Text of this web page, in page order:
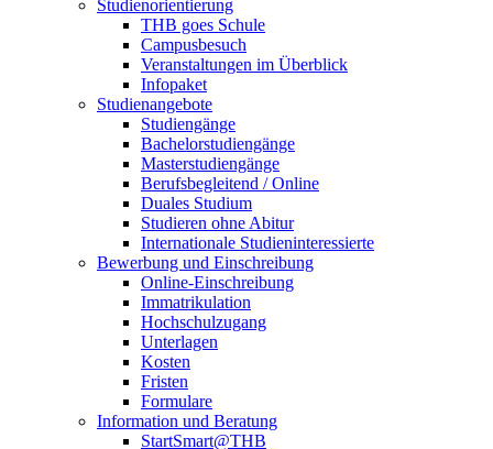
Studienorientierung
THB goes Schule
Campusbesuch
Veranstaltungen im Überblick
Infopaket
Studienangebote
Studiengänge
Bachelorstudiengänge
Masterstudiengänge
Berufsbegleitend / Online
Duales Studium
Studieren ohne Abitur
Internationale Studieninteressierte
Bewerbung und Einschreibung
Online-Einschreibung
Immatrikulation
Hochschulzugang
Unterlagen
Kosten
Fristen
Formulare
Information und Beratung
StartSmart@THB